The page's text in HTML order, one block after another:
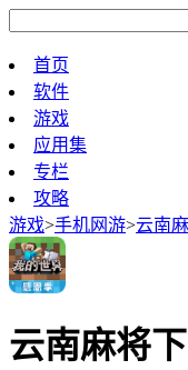
首页
软件
游戏
应用集
专栏
攻略
游戏>手机网游>云南
云南麻将